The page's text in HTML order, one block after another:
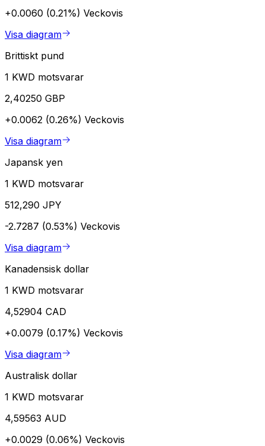
+0.0060 (0.21%) Veckovis
Visa diagram
Brittiskt pund
1 KWD motsvarar
2,40250 GBP
+0.0062 (0.26%) Veckovis
Visa diagram
Japansk yen
1 KWD motsvarar
512,290 JPY
-2.7287 (0.53%) Veckovis
Visa diagram
Kanadensisk dollar
1 KWD motsvarar
4,52904 CAD
+0.0079 (0.17%) Veckovis
Visa diagram
Australisk dollar
1 KWD motsvarar
4,59563 AUD
+0.0029 (0.06%) Veckovis